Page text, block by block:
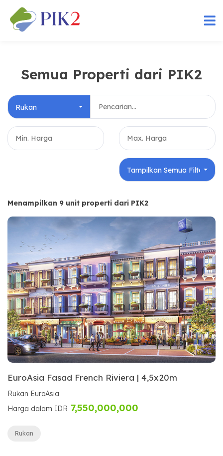
Semua Properti dari PIK2
Rukan
Menampilkan 9 unit properti dari PIK2
Tampilkan Semua Filter
EuroAsia Fasad French Riviera | 4,5x20m
Rukan EuroAsia
Harga dalam IDR 7,550,000,000
Rukan